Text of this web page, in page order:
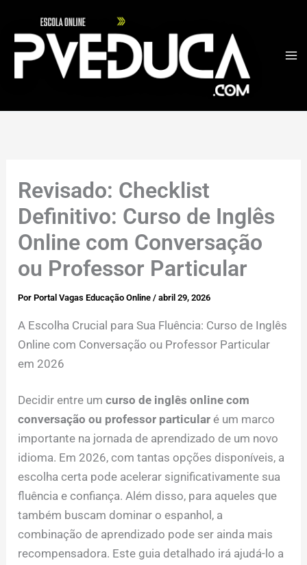
Revisado: Checklist
Definitivo: Curso de Inglês
Online com Conversação
ou Professor Particular
PorPortal Vagas Educação Online/abril 29, 2026
A Escolha Crucial para Sua Fluência: Curso de Inglês
Online com Conversação ou Professor Particular
em 2026
Decidir entre umcurso de inglês online com
conversação ou professor particular é um marco
importante na jornada de aprendizado de um novo
idioma. Em 2026, com tantas opções disponíveis, a
escolha certa pode acelerar significativamente sua
fluência e confiança. Além disso, para aqueles que
também buscam dominar o espanhol, a
combinação de aprendizado pode ser ainda mais
recompensadora. Este guia detalhado irá ajudá-lo a